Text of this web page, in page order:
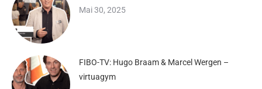
Mai 30, 2025
FIBO-TV: Hugo Braam & Marcel Wergen –
virtuagym